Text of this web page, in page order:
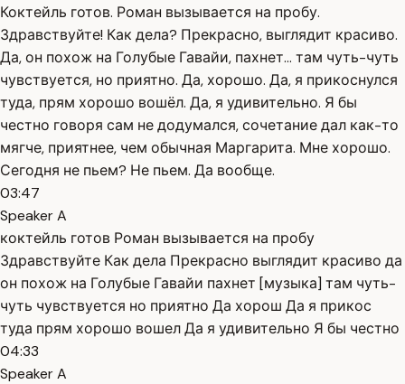
Коктейль готов. Роман вызывается на пробу.
Здравствуйте! Как дела? Прекрасно, выглядит красиво.
Да, он похож на Голубые Гавайи, пахнет... там чуть-чуть
чувствуется, но приятно. Да, хорошо. Да, я прикоснулся
туда, прям хорошо вошёл. Да, я удивительно. Я бы
честно говоря сам не додумался, сочетание дал как-то
мягче, приятнее, чем обычная Маргарита. Мне хорошо.
Сегодня не пьем? Не пьем. Да вообще.
03:47
Speaker A
коктейль готов Роман вызывается на пробу
Здравствуйте Как дела Прекрасно выглядит красиво да
он похож на Голубые Гавайи пахнет [музыка] там чуть-
чуть чувствуется но приятно Да хорош Да я прикос
туда прям хорошо вошел Да я удивительно Я бы честно
04:33
Speaker A